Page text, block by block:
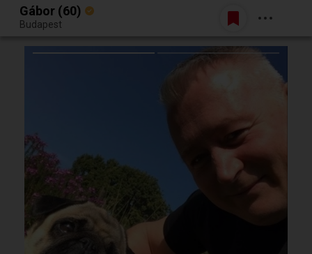
Egy jó randiból bármi lehet.
Belépés
Gábor (60)
Budapest